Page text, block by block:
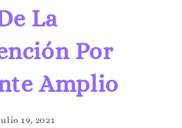
La
Por
Amplio
19, 2021